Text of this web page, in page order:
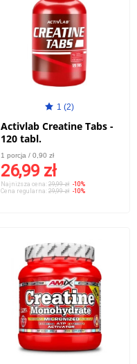
1 (2)
Activlab Creatine Tabs -
120 tabl.
1 porcja / 0,90 zł
26,99 zł
Najniższa cena: 29,99 zł -10%
Cena regularna: 29,99 zł -10%